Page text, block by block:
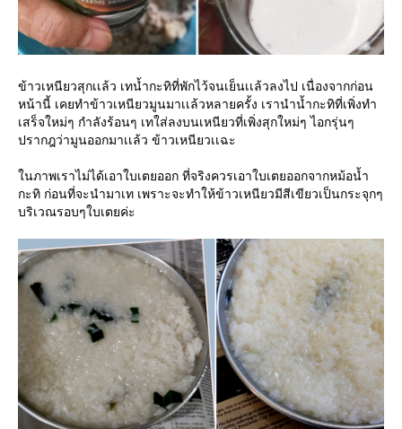
ข้าวเหนียวสุกเเล้ว เทน้ำกะทิที่พักไว้จนเย็นเเล้วลงไป เนื่องจากก่อน
หน้านี้ เคยทำข้าวเหนียวมูนมาเเล้วหลายครั้ง เรานำน้ำกะทิที่เพิ่งทำ
เสร็จใหม่ๆ กำลังร้อนๆ เทใส่ลงบนเหนียวที่เพิ่งสุกใหม่ๆ ไอกรุ่นๆ
ปรากฎว่ามูนออกมาเเล้ว ข้าวเหนียวเเฉะ
ในภาพเราไม่ได้เอาใบเตยออก ที่จริงควรเอาใบเตยออกจากหม้อน้ำ
กะทิ ก่อนที่จะนำมาเท เพราะจะทำให้ข้าวเหนียวมีสีเขียวเป็นกระจุกๆ
บริเวณรอบๆใบเตยค่ะ